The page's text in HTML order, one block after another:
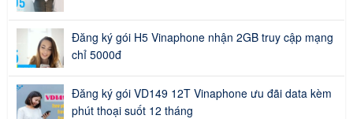
Đăng ký gói H5 Vinaphone nhận 2GB truy cập mạng
chỉ 5000đ
Đăng ký gói VD149 12T Vinaphone ưu đãi data kèm
phút thoại suốt 12 tháng